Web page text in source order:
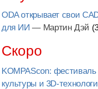
ODA открывает свои
для ИИ — Мартин Дэй
Скоро
KOMPAScon:
культуры и 3D-